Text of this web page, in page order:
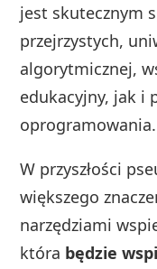
jest skutecznym
przejrzystych,
algorytmicznej,
edukacyjny, jak i
oprogramowania.
W przyszłości
większego
narzędziami
która będzie